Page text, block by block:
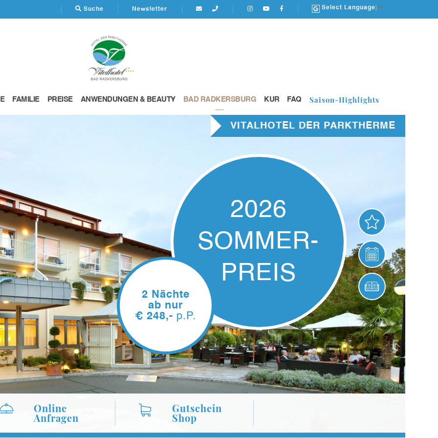
Suche Newsletter Select Language ▼
FAMILIE PREISE ANWENDUNGEN & BEAUTY BAD RADKERSBURG KUR FAQ Saison-Highlights
FAMILIEN-
2026
PREIS
2 Nächte
ab nur
248,-p.P.
Online
Anfragen
Gutschein
Shop
ANGEBOTE
ONLINE BUCHEN